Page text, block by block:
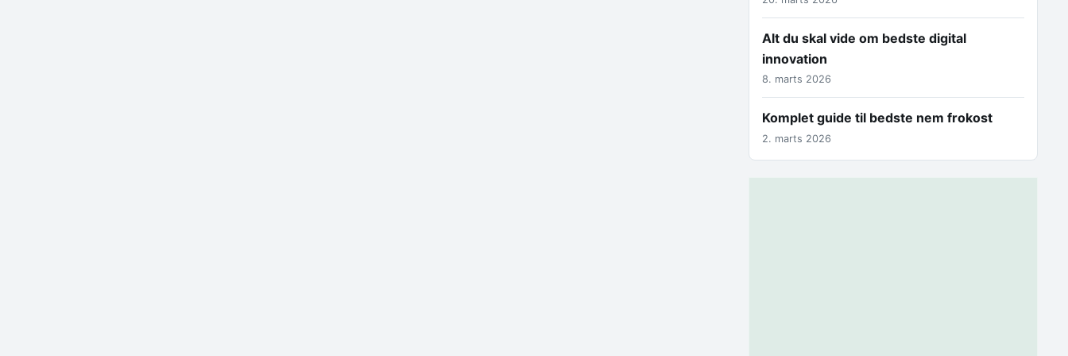
Alt du skal vide om bedste digital
innovation
8. marts 2026
Komplet guide til bedste nem frokost
2. marts 2026